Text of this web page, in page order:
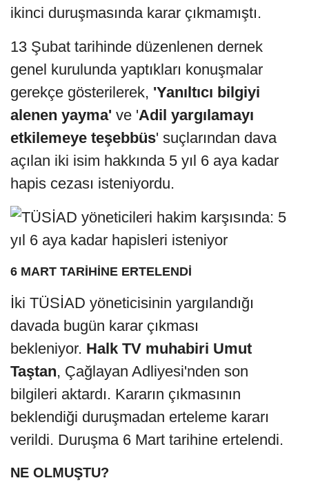
ikinci duruşmasında karar çıkmamıştı.
13 Şubat tarihinde düzenlenen dernek
genel kurulunda yaptıkları konuşmalar
gerekçe gösterilerek, 'Yanıltıcı bilgiyi
alenen yayma' ve 'Adil yargılamayı
etkilemeye teşebbüs' suçlarından dava
açılan iki isim hakkında 5 yıl 6 aya kadar
hapis cezası isteniyordu.
6 MART TARİHİNE ERTELENDİ
İki TÜSİAD yöneticisinin yargılandığı
davada bugün karar çıkması
bekleniyor. Halk TV muhabiri Umut
Taştan, Çağlayan Adliyesi'nden son
bilgileri aktardı. Kararın çıkmasının
beklendiği duruşmadan erteleme kararı
verildi. Duruşma 6 Mart tarihine ertelendi.
NE OLMUŞTU?